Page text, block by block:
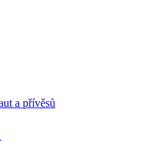
a přívěsů